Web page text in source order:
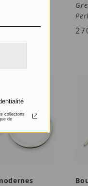
collectons
de